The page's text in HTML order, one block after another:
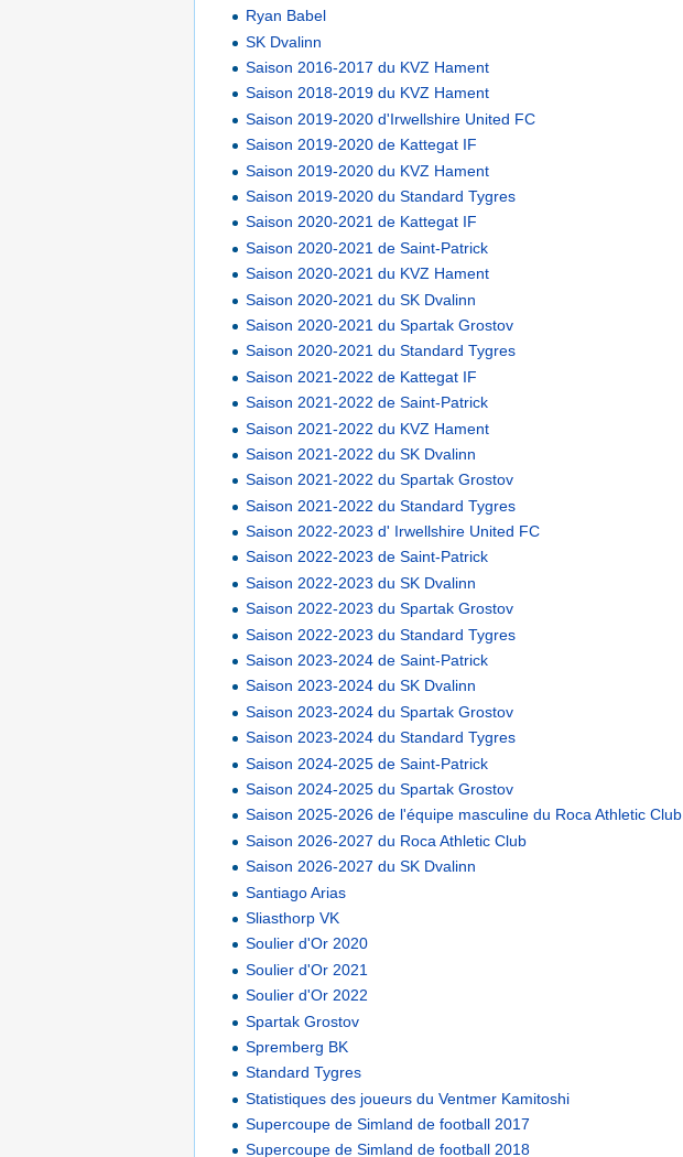
Ryan Babel
SK Dvalinn
Saison 2016-2017 du KVZ Hament
Saison 2018-2019 du KVZ Hament
Saison 2019-2020 d'Irwellshire United FC
Saison 2019-2020 de Kattegat IF
Saison 2019-2020 du KVZ Hament
Saison 2019-2020 du Standard Tygres
Saison 2020-2021 de Kattegat IF
Saison 2020-2021 de Saint-Patrick
Saison 2020-2021 du KVZ Hament
Saison 2020-2021 du SK Dvalinn
Saison 2020-2021 du Spartak Grostov
Saison 2020-2021 du Standard Tygres
Saison 2021-2022 de Kattegat IF
Saison 2021-2022 de Saint-Patrick
Saison 2021-2022 du KVZ Hament
Saison 2021-2022 du SK Dvalinn
Saison 2021-2022 du Spartak Grostov
Saison 2021-2022 du Standard Tygres
Saison 2022-2023 d' Irwellshire United FC
Saison 2022-2023 de Saint-Patrick
Saison 2022-2023 du SK Dvalinn
Saison 2022-2023 du Spartak Grostov
Saison 2022-2023 du Standard Tygres
Saison 2023-2024 de Saint-Patrick
Saison 2023-2024 du SK Dvalinn
Saison 2023-2024 du Spartak Grostov
Saison 2023-2024 du Standard Tygres
Saison 2024-2025 de Saint-Patrick
Saison 2024-2025 du Spartak Grostov
Saison 2025-2026 de l'équipe masculine du Roca Athletic Club
Saison 2026-2027 du Roca Athletic Club
Saison 2026-2027 du SK Dvalinn
Santiago Arias
Sliasthorp VK
Soulier d'Or 2020
Soulier d'Or 2021
Soulier d'Or 2022
Spartak Grostov
Spremberg BK
Standard Tygres
Statistiques des joueurs du Ventmer Kamitoshi
Supercoupe de Simland de football 2017
Supercoupe de Simland de football 2018